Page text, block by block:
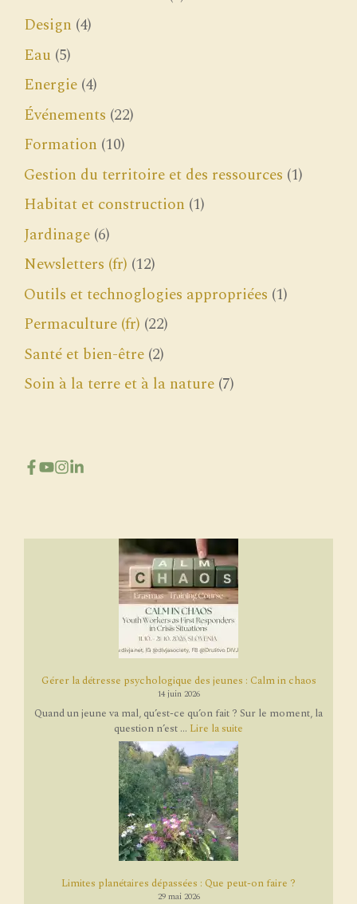
Design (4)
Eau (5)
Energie (4)
Événements (22)
Formation (10)
Gestion du territoire et des ressources (1)
Habitat et construction (1)
Jardinage (6)
Newsletters (fr) (12)
Outils et technoglogies appropriées (1)
Permaculture (fr) (22)
Santé et bien-être (2)
Soin à la terre et à la nature (7)
Gérer la détresse psychologique des jeunes : Calm in chaos
14 juin 2026
Quand un jeune va mal, qu’est-ce qu’on fait ? Sur le moment, la
question n’est ... Lire la suite
Limites planétaires dépassées : Que peut-on faire ?
29 mai 2026